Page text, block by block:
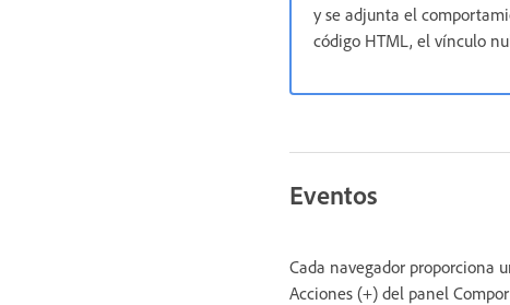
y se adjunta el
código HTML, el vínculo
Eventos
Cada navegador proporciona
Acciones (+) del panel